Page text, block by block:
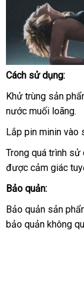
màn
dạo
đầu
chuyển
giúp
quan
hệ
dễ
hơn
khẩu
lên
đỉnh
nhanh
thước
lấy
của
Rung
Xỏ
Tay
DC10D.
Cách sử dụng:
Khử trùng sản
nước muối loãng.
Lắp pin minin vào
Trong Đài
Loan
quá trình sử
được cảm giác
Bảo quản:
Bảo quản sản
bảo quản không